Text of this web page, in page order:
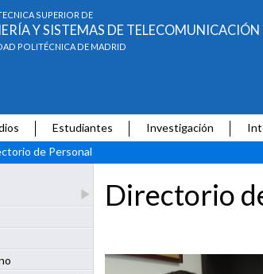
SUPERIOR DE
Y SISTEMAS DE TELECOMUNICACIÓN
POLITÉCNICA DE MADRID
Estudiantes Investigación
de Personal
Directorio